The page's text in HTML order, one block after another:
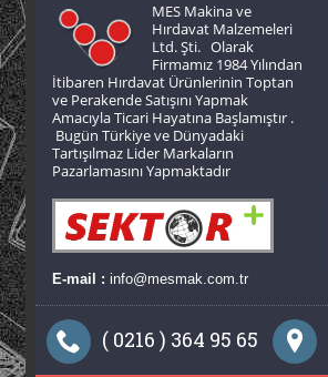
MES Makina ve
Hırdavat Malzemeleri
Ltd. Şti. Olarak
Firmamız 1984 Yılından
İtibaren Hırdavat Ürünlerinin Toptan
ve Perakende Satışını Yapmak
Amacıyla Ticari Hayatına Başlamıştır .
Bugün Türkiye ve Dünyadaki
Tartışılmaz Lider Markaların
Pazarlamasını Yapmaktadır
E-mail : info@mesmak.com.tr
( 0216 ) 364 95 65